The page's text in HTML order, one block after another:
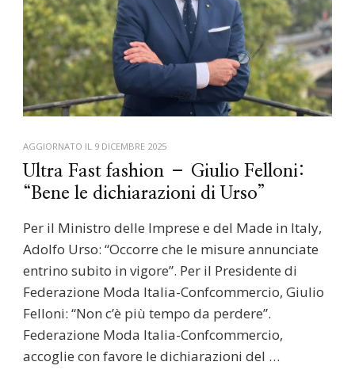
AGGIORNATO IL 9 DICEMBRE 2025
Ultra Fast fashion – Giulio Felloni:
“Bene le dichiarazioni di Urso”
Per il Ministro delle Imprese e del Made in Italy,
Adolfo Urso: “Occorre che le misure annunciate
entrino subito in vigore”. Per il Presidente di
Federazione Moda Italia-Confcommercio, Giulio
Felloni: “Non c’è più tempo da perdere”.
Federazione Moda Italia-Confcommercio,
accoglie con favore le dichiarazioni del …